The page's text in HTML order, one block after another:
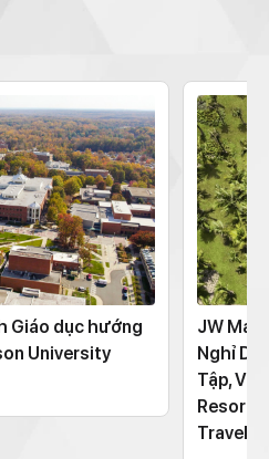
Giáo dục hướng
University
JW
Nghỉ
Tập,
Resort
Traveler.